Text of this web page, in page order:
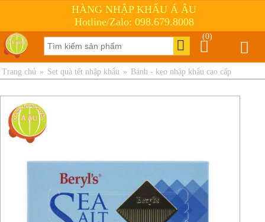
HÀNG NHẬP KHẨU Á ÂU
Hotline/Zalo: 098.679.8008
(0)
Trang chủ » Set quà tết nhập khẩu » Bánh - kẹo nhập khẩu cao cấp